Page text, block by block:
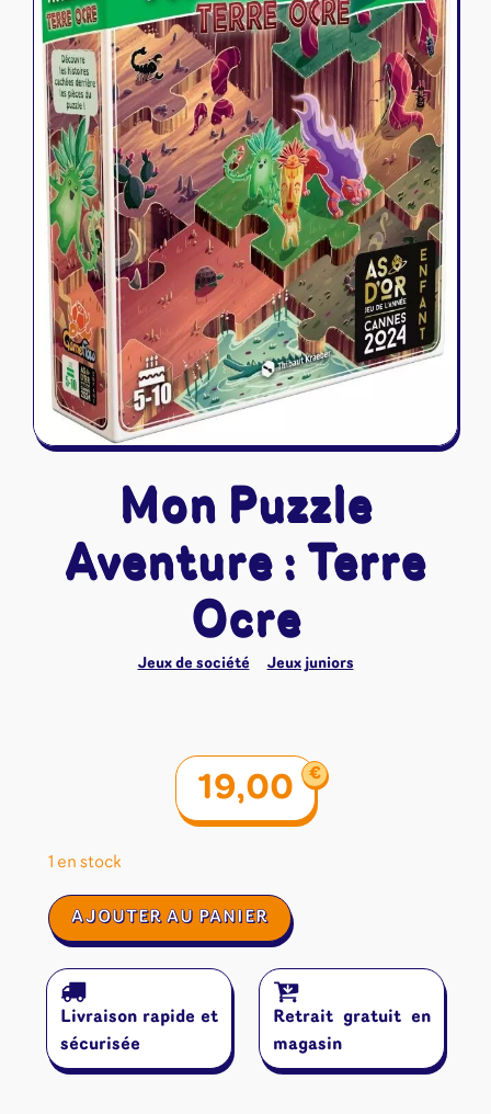
Naruto Mythos
Autres
Tapis de jeu
Mon Puzzle
Aventure : Terre
Ocre
Jeux de société Jeux juniors
19,00 €
1 en stock
quantité
de
Puzzle
Aventure
Terre
Ocre
AJOUTER AU PANIER
Livraison rapide et
sécurisée
Retrait gratuit en
magasin